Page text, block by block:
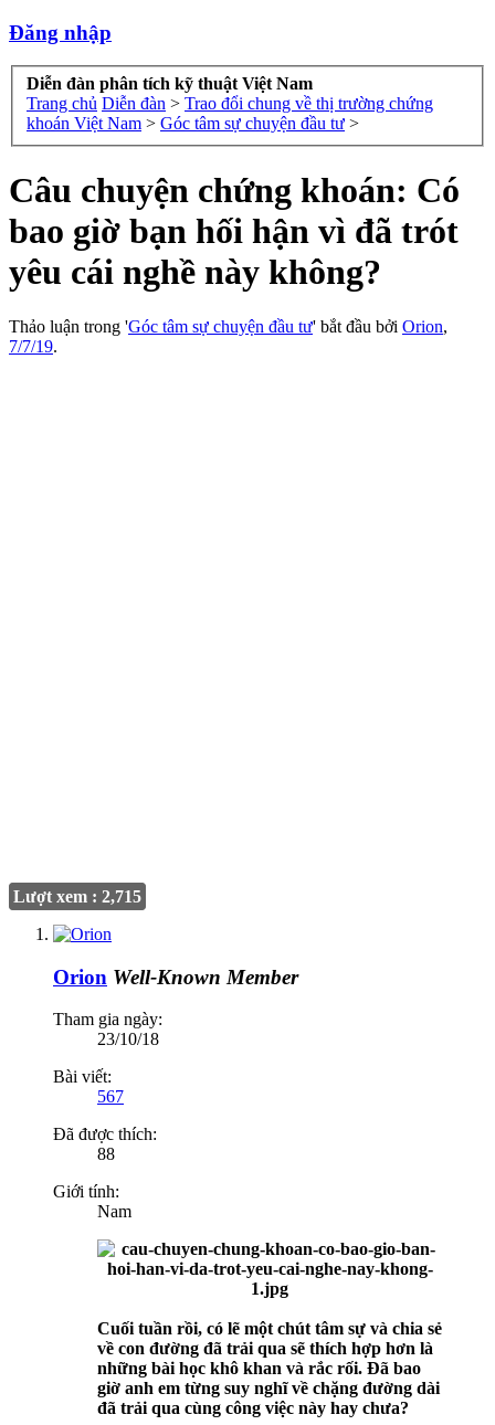
Đăng nhập
Diễn đàn phân tích kỹ thuật Việt Nam
Trang chủ Diễn đàn > Trao đổi chung về thị trường chứng
khoán Việt Nam > Góc tâm sự chuyện đầu tư >
Câu chuyện chứng khoán: Có
bao giờ bạn hối hận vì đã trót
yêu cái nghề này không?
Thảo luận trong 'Góc tâm sự chuyện đầu tư' bắt đầu bởi Orion,
7/7/19.
Lượt xem : 2,715
Orion Well-Known Member
Tham gia ngày:
23/10/18
Bài viết:
567
Đã được thích:
88
Giới tính:
Nam
Cuối tuần rồi, có lẽ một chút tâm sự và chia sẻ
về con đường đã trải qua sẽ thích hợp hơn là
những bài học khô khan và rắc rối. Đã bao
giờ anh em từng suy nghĩ về chặng đường dài
đã trải qua cùng công việc này hay chưa?